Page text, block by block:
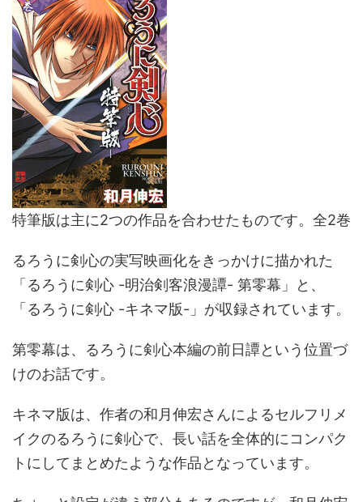
特筆版は主に2つの作品を合わせたものです。全2巻
るろうに剣心の実写映画化をきっかけに描かれた
「るろうに剣心 -明治剣客浪漫譚- 第零幕」と、
「るろうに剣心 -キネマ版-」が収録されています。
第零幕は、るろうに剣心本編の前日譚という位置づ
けのお話です。
キネマ版は、作者の和月伸宏さんによるセルフリメ
イクのるろうに剣心で、長い話を全体的にコンパク
トにしてまとめたような作品となっています。